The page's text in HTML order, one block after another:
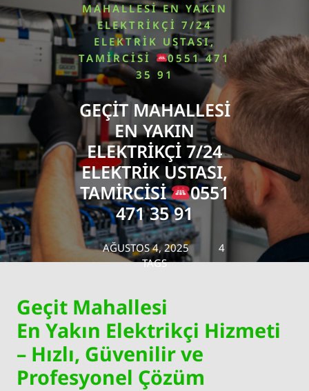
MAHALLESI EN YAKIN
ELEKTRIKÇI 7/24
ELEKTRIK USTASI,
TAMIRCISI
0551 471
35 91
GEÇIT MAHALLESI
EN YAKIN
ELEKTRIKÇI 7/24
ELEKTRIK USTASI,
TAMIRCISI
0551
471 35 91
AĞUSTOS 4, 2025
4
TAGS
Geçit Mahallesi
En Yakın Elektrikçi Hizmeti
– Hızlı, Güvenilir ve
Profesyonel Çözüm